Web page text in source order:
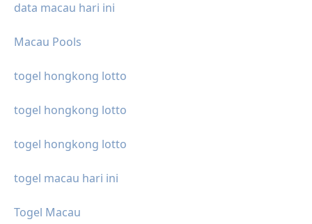
data macau hari ini
Macau Pools
togel hongkong lotto
togel hongkong lotto
togel hongkong lotto
togel macau hari ini
Togel Macau